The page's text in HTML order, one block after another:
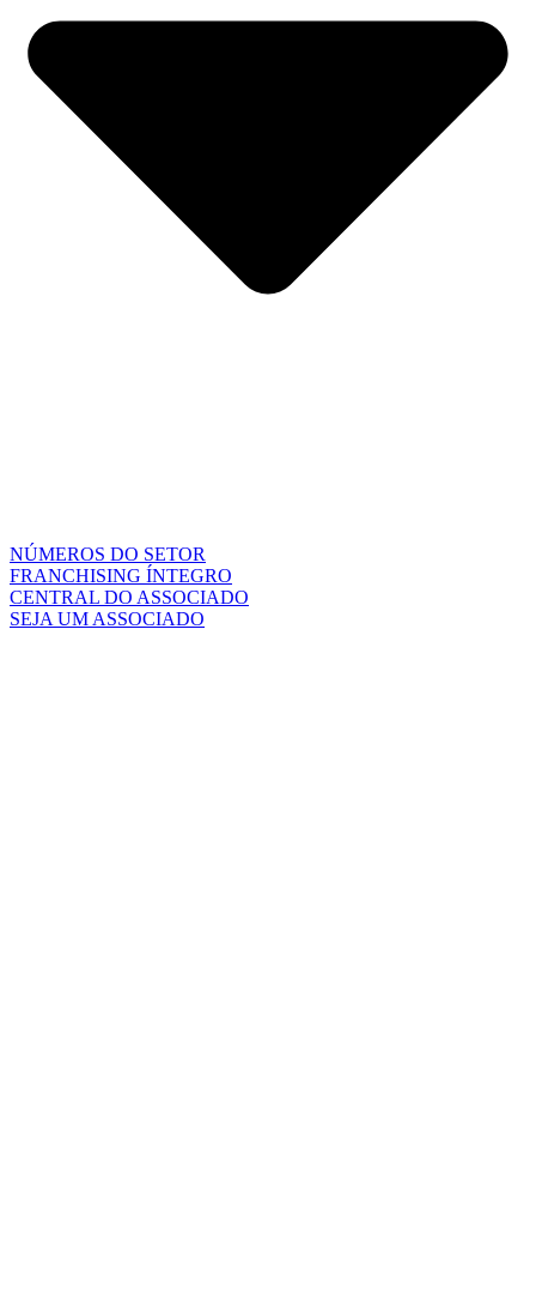
NÚMEROS DO SETOR
FRANCHISING ÍNTEGRO
CENTRAL DO ASSOCIADO
SEJA UM ASSOCIADO